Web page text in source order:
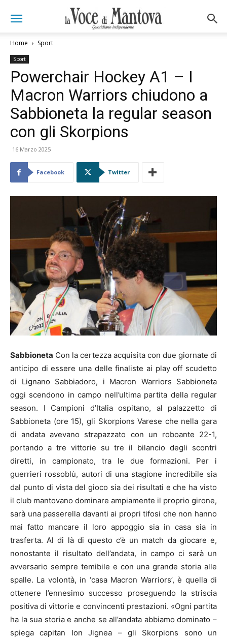
Home Sport
Sport
Powerchair Hockey A1 – I
Macron Warriors chiudono a
Sabbioneta la regular season
con gli Skorpions
16 Marzo 2025
Facebook Twitter
Sabbioneta Con la certezza acquisita con due giornate di
anticipo di essere una delle finaliste ai play off scudetto
di Lignano Sabbiadoro, i Macron Warriors Sabbioneta
oggi scendono in campo nell’ultima partita della regular
season. I Campioni d’Italia ospitano, al palazzetto di
Sabbioneta (ore 15), gli Skorpions Varese che nella gara
di andata avevano strapazzato con un roboante 22-1,
portando a tre vittorie su tre il bilancio degli scontri
diretti, in campionato, tra le due formazioni. Per i
guerrieri rossoblù, autori di una stagione incredibile sia
dal punto di vista del gioco sia dei risultati e che ha visto
il club mantovano dominare ampiamente il proprio girone,
sarà una passerella davanti ai propri tifosi che non hanno
mai fatto mancare il loro appoggio sia in casa sia in
trasferta. Al di là di questo c’è un match da giocare e,
nonostante il risultato dell’andata, in campo ci sarà un
avversario sempre temibile e con una grande storia alle
spalle. La volontà, in ‘casa Macron Warriors’, è quella di
ottenere l’ennesimo successo proseguendo la striscia
positiva di vittorie e convincenti prestazioni. «Ogni partita
ha la sua storia e anche se all’andata abbiamo dominato –
spiega capitan Ion Jignea – gli Skorpions sono un